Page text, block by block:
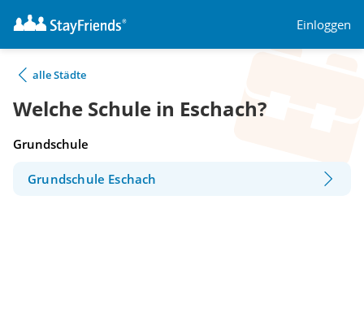
Einloggen
alle Städte
Welche Schule in Eschach?
Grundschule
Grundschule Eschach